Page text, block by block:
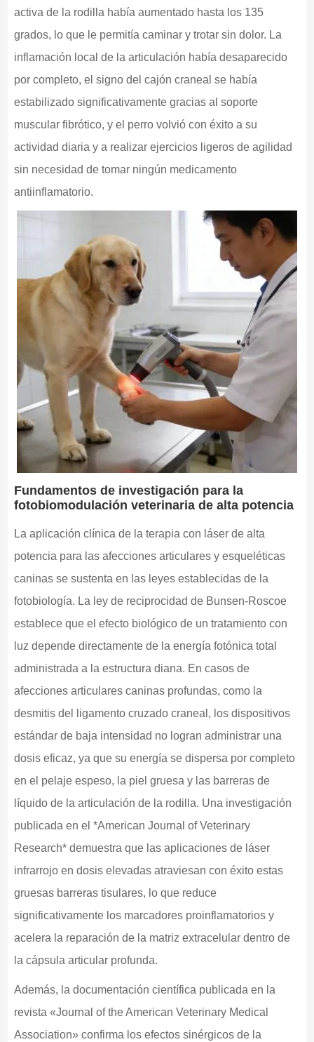
activa de la rodilla había aumentado hasta los 135
grados, lo que le permitía caminar y trotar sin dolor. La
inflamación local de la articulación había desaparecido
por completo, el signo del cajón craneal se había
estabilizado significativamente gracias al soporte
muscular fibrótico, y el perro volvió con éxito a su
actividad diaria y a realizar ejercicios ligeros de agilidad
sin necesidad de tomar ningún medicamento
antiinflamatorio.
Fundamentos de investigación para la
fotobiomodulación veterinaria de alta potencia
La aplicación clínica de la terapia con láser de alta
potencia para las afecciones articulares y esqueléticas
caninas se sustenta en las leyes establecidas de la
fotobiología. La ley de reciprocidad de Bunsen-Roscoe
establece que el efecto biológico de un tratamiento con
luz depende directamente de la energía fotónica total
administrada a la estructura diana. En casos de
afecciones articulares caninas profundas, como la
desmitis del ligamento cruzado craneal, los dispositivos
estándar de baja intensidad no logran administrar una
dosis eficaz, ya que su energía se dispersa por completo
en el pelaje espeso, la piel gruesa y las barreras de
líquido de la articulación de la rodilla. Una investigación
publicada en el *American Journal of Veterinary
Research* demuestra que las aplicaciones de láser
infrarrojo en dosis elevadas atraviesan con éxito estas
gruesas barreras tisulares, lo que reduce
significativamente los marcadores proinflamatorios y
acelera la reparación de la matriz extracelular dentro de
la cápsula articular profunda.
Además, la documentación científica publicada en la
revista «Journal of the American Veterinary Medical
Association» confirma los efectos sinérgicos de la